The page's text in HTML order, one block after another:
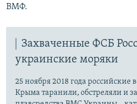
ВМФ.
Захваченные ФСБ
украинские моряки
25 ноября 2018 года российские
Крыма таранили, обстреляли и